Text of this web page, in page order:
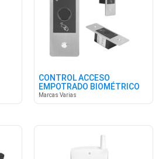
CONTROL ACCESO
EMPOTRADO BIOMÉTRICO
WATERPROOF
Marcas Varias